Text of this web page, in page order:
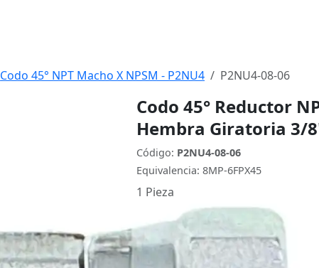
Codo 45° NPT Macho X NPSM - P2NU4
P2NU4-08-06
Codo 45° Reductor
Hembra Giratoria 3/
Código: P2NU4-08-06
Equivalencia: 8MP-6FPX45
1 Pieza